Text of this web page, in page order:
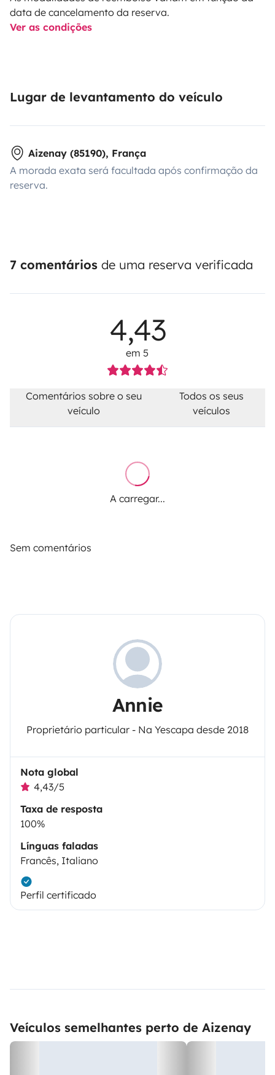
data de cancelamento da reserva.
Ver as condições
Lugar de levantamento do veículo
Aizenay (85190), França
A morada exata será facultada após confirmação da
reserva.
7 comentários de uma reserva verificada
4,43
em 5
Comentários sobre o seu
veículo
Todos os seus
veículos
A carregar...
Sem comentários
Annie
Proprietário particular - Na Yescapa desde 2018
Nota global
4,43/5
Taxa de resposta
100%
Línguas faladas
Francês, Italiano
Perfil certificado
Veículos semelhantes perto de Aizenay